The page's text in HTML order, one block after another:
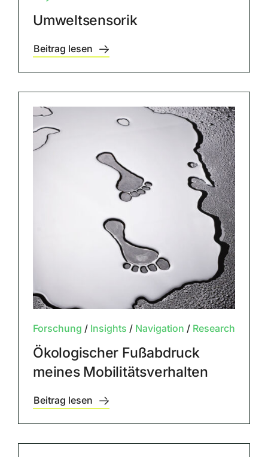
Umweltsensorik
Beitrag lesen
Forschung / Insights / Navigation / Research
Ökologischer Fußabdruck
meines Mobilitätsverhalten
Beitrag lesen